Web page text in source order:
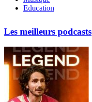
Education
Les meilleurs podcasts